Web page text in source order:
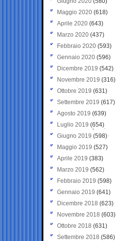
Maggio 2020 (618)
Aprile 2020 (643)
Marzo 2020 (437)
Febbraio 2020 (593)
Gennaio 2020 (596)
Dicembre 2019 (542)
Novembre 2019 (316)
Ottobre 2019 (631)
Settembre 2019 (617)
Agosto 2019 (639)
Luglio 2019 (654)
Giugno 2019 (598)
Maggio 2019 (527)
Aprile 2019 (383)
Marzo 2019 (562)
Febbraio 2019 (598)
Gennaio 2019 (641)
Dicembre 2018 (623)
Novembre 2018 (603)
Ottobre 2018 (631)
Settembre 2018 (586)